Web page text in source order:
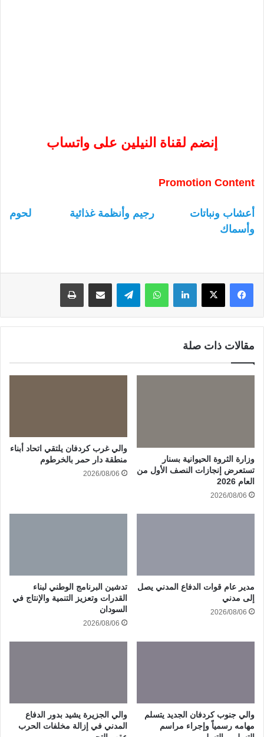
إنضم لقناة النيلين على واتساب
Promotion Content
أعشاب ونباتات رجيم وأنظمة غذائية
لحوم
وأسماك
لينكدإن واتساب
مقالات ذات صلة
وزارة الثروة الحيوانية بسنار
تستعرض إنجازات النصف الأول من
العام 2026
2026/08/06
والي غرب كردفان يلتقي اتحاد أبناء
منطقة دار حمر بالخرطوم
2026/08/06
مدير عام قوات الدفاع المدني يصل
إلى مدني
2026/08/06
تدشين البرنامج الوطني لبناء
القدرات وتعزيز التنمية والإنتاج في
السودان
2026/08/06
والي جنوب كردفان الجديد يتسلم
مهامه رسمياً وإجراء مراسم
والي الجزيرة يشيد بدور الدفاع
المدني في إزالة مخلفات الحرب